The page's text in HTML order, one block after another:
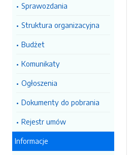
Sprawozdania
Struktura organizacyjna
Budżet
Komunikaty
Ogłoszenia
Dokumenty do pobrania
Rejestr umów
Informacje